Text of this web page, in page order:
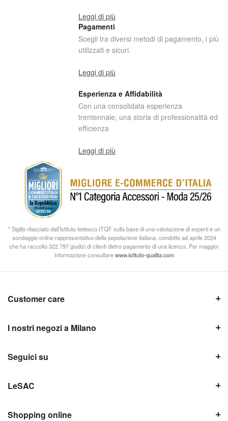
Leggi di più
Pagamenti
Scegli tra diversi metodi di pagamento, i più
utilizzati e sicuri.
Leggi di più
Esperienza e Affidabilità
Con una consolidata esperienza
trentennale, una storia di professionalità ed
efficienza
Leggi di più
* Sigillo rilasciato dall’Istituto tedesco ITQF sulla base di una valutazione di esperti e un
sondaggio online rappresentativo della popolazione italiana, condotto ad aprile 2024
che ha raccolto 322.797 giudizi di clienti dietro pagamento di una licenza. Per maggior
informazione consultarewww.istituto-qualita.com
Customer care
I nostri negozi a Milano
Seguici su
LeSAC
Shopping online